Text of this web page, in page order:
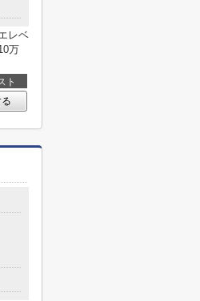
レベ
万
ト